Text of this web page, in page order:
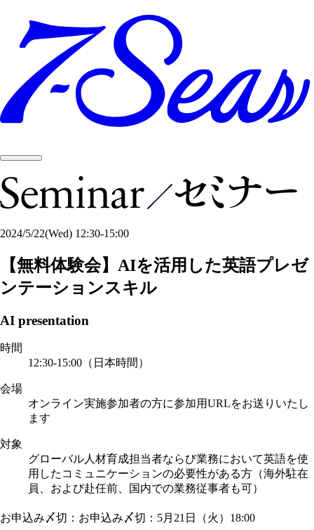
2024/5/22(Wed) 12:30-15:00
【無料体験会】AIを活用した英語プレゼ
ンテーションスキル
AI presentation
時間
12:30-15:00（日本時間）
会場
オンライン実施参加者の方に参加用URLをお送りいたし
ます
対象
グローバル人材育成担当者ならび業務において英語を使
用したコミュニケーションの必要性がある方（海外駐在
員、および赴任前、国内での業務従事者も可）
お申込み〆切：お申込み〆切：5月21日（火）18:00